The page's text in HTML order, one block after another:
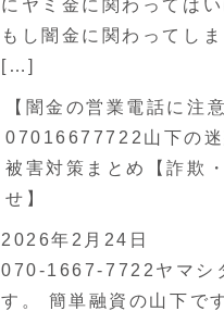
にヤミ金に関わってはい
もし闇金に関わってしま
[…]
【闇金の営業電話に注意
07016677722山下の迷
被害対策まとめ【詐欺
せ】
2026年2月24日
070-1667-7722ヤマシ
す。 簡単融資の山下で